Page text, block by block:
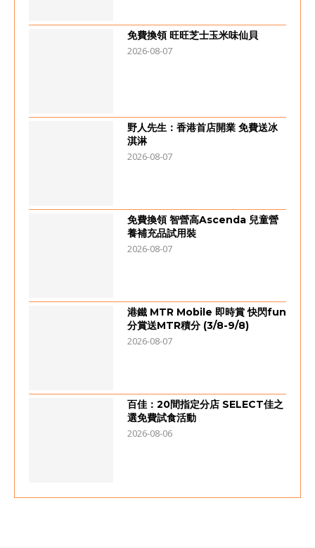
免費換領 旺旺芝士玉米味仙貝
2026-08-07
野人先生：香港首店開業 免費送冰
淇淋
2026-08-07
免費換領 智營高Ascenda 兒童營
養補充品試用裝
2026-08-07
港鐵 MTR Mobile 即時賞 快閃fun
分賞送MTR積分 (3/8-9/8)
2026-08-07
百佳：20間指定分店 SELECT佳之
選免費試食活動
2026-08-06